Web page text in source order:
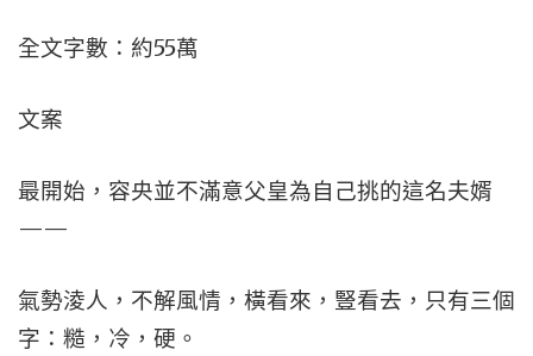
全文字數：約55萬
文案
最開始，容央並不滿意父皇為自己挑的這名夫婿
——
氣勢淩人，不解風情，橫看來，豎看去，只有三個
字：糙，冷，硬。